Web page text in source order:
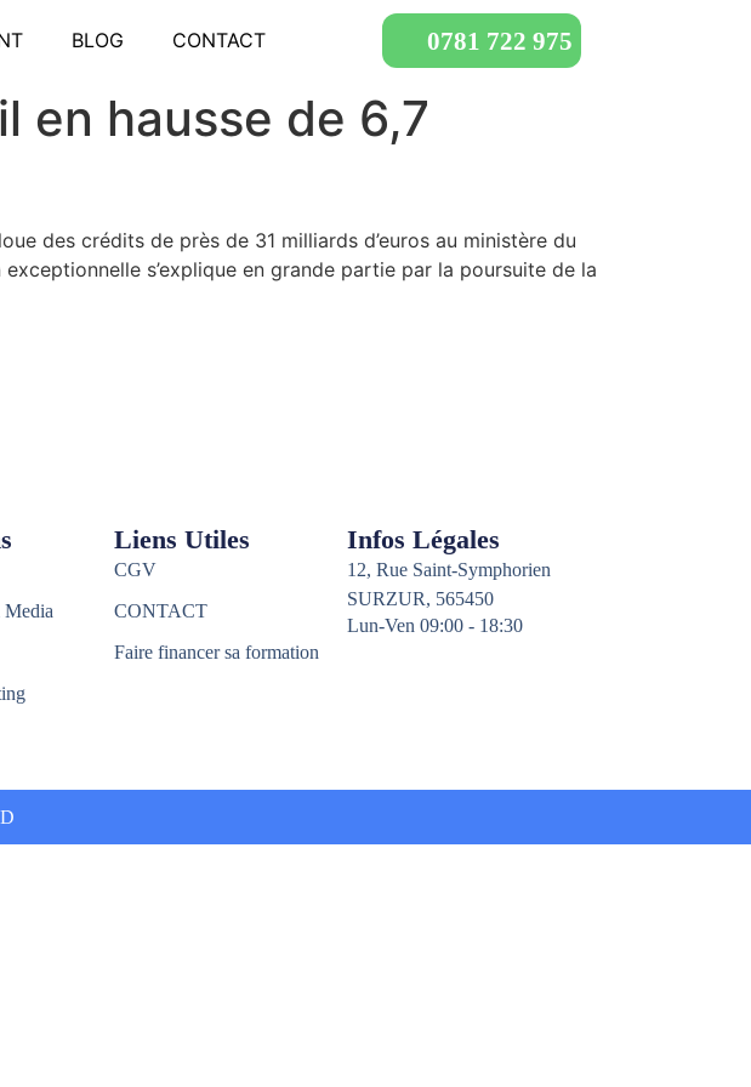
BLOG CONTACT 0781 722 975
en hausse de 6,7
des crédits de près de 31 milliards d’euros au ministère du
s’explique en grande partie par la poursuite de la
Media
Liens Utiles
CGV
CONTACT
Faire financer sa formation
Infos Légales
12, Rue Saint-Symphorien
SURZUR, 565450
Lun-Ven 09:00 - 18:30